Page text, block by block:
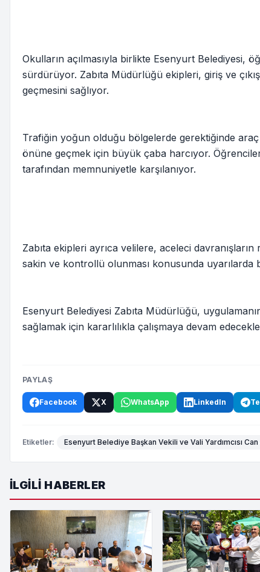
Okulların açılmasıyla birlikte Esenyurt Belediyesi,
sürdürüyor. Zabıta Müdürlüğü ekipleri, giriş ve
geçmesini sağlıyor.
Trafiğin yoğun olduğu bölgelerde gerektiğinde araç
önüne geçmek için büyük çaba harcıyor.
tarafından memnuniyetle karşılanıyor.
Zabıta ekipleri ayrıca velilere, aceleci
sakin ve kontrollü olunması konusunda uyarılarda
Esenyurt Belediyesi Zabıta Müdürlüğü,
sağlamak için kararlılıkla çalışmaya devam
PAYLAŞ
Facebook X WhatsApp LinkedIn
Etiketler: Esenyurt Belediye Başkan Vekili ve Vali Yardımcısı
İLGILI HABERLER